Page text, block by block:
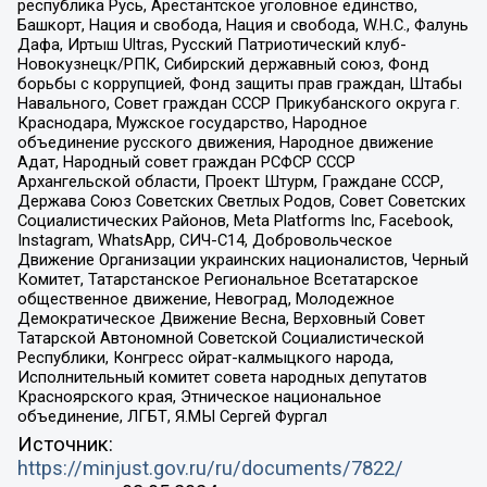
республика Русь, Арестантское уголовное единство,
Башкорт, Нация и свобода, Нация и свобода, W.H.С., Фалунь
Дафа, Иртыш Ultras, Русский Патриотический клуб-
Новокузнецк/РПК, Сибирский державный союз, Фонд
борьбы с коррупцией, Фонд защиты прав граждан, Штабы
Навального, Совет граждан СССР Прикубанского округа г.
Краснодара, Мужское государство, Народное
объединение русского движения, Народное движение
Адат, Народный совет граждан РСФСР СССР
Архангельской области, Проект Штурм, Граждане СССР,
Держава Союз Советских Светлых Родов, Совет Советских
Социалистических Районов, Meta Platforms Inc, Facebook,
Instagram, WhatsApp, СИЧ-С14, Добровольческое
Движение Организации украинских националистов, Черный
Комитет, Татарстанское Региональное Всетатарское
общественное движение, Невоград, Молодежное
Демократическое Движение Весна, Верховный Совет
Татарской Автономной Советской Социалистической
Республики, Конгресс ойрат-калмыцкого народа,
Исполнительный комитет совета народных депутатов
Красноярского края, Этническое национальное
объединение, ЛГБТ, Я.МЫ Сергей Фургал
Источник:
https://minjust.gov.ru/ru/documents/7822/